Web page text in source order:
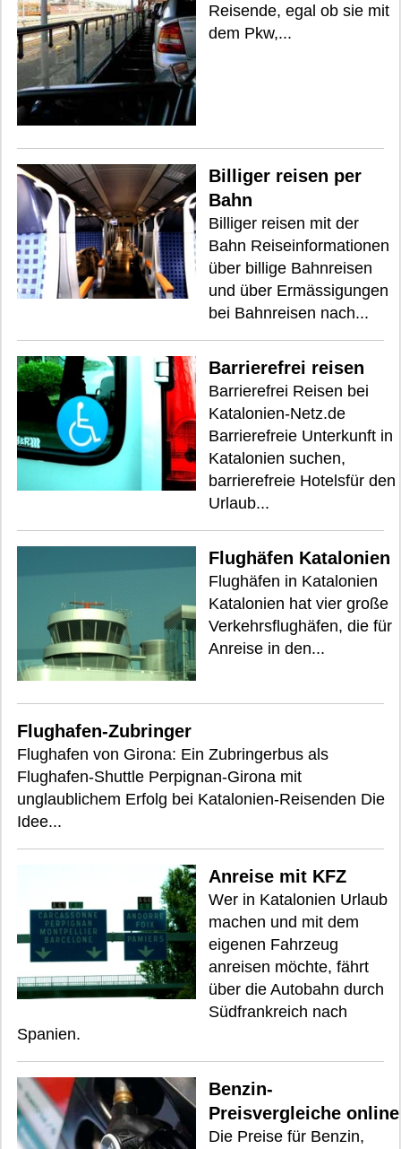
Reisende, egal ob sie mit
dem Pkw,...
Billiger reisen per
Bahn
Billiger reisen mit der
Bahn Reiseinformationen
über billige Bahnreisen
und über Ermässigungen
bei Bahnreisen nach...
Barrierefrei reisen
Barrierefrei Reisen bei
Katalonien-Netz.de
Barrierefreie Unterkunft in
Katalonien suchen,
barrierefreie Hotelsfür den
Urlaub...
Flughäfen Katalonien
Flughäfen in Katalonien
Katalonien hat vier große
Verkehrsflughäfen, die für
Anreise in den...
Flughafen-Zubringer
Flughafen von Girona: Ein Zubringerbus als
Flughafen-Shuttle Perpignan-Girona mit
unglaublichem Erfolg bei Katalonien-Reisenden Die
Idee...
Anreise mit KFZ
Wer in Katalonien Urlaub
machen und mit dem
eigenen Fahrzeug
anreisen möchte, fährt
über die Autobahn durch
Südfrankreich nach
Spanien.
Benzin-
Preisvergleiche online
Die Preise für Benzin,